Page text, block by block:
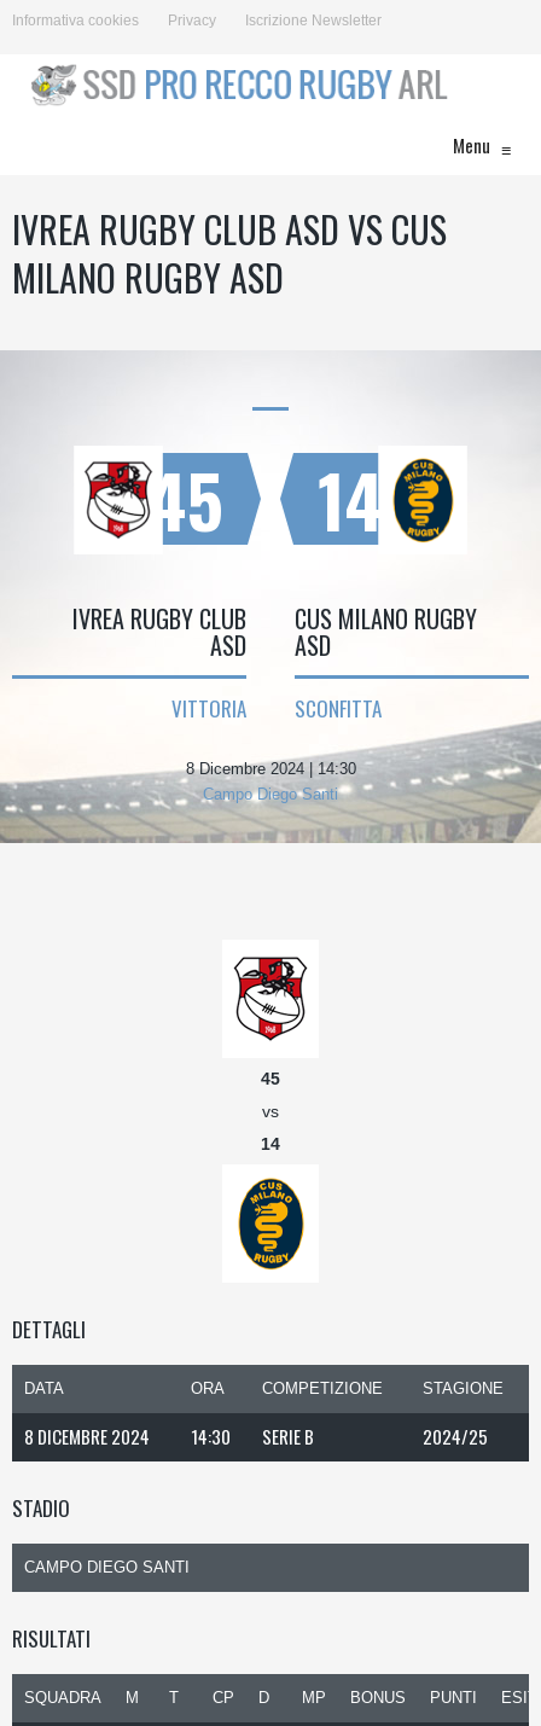
Informativa cookies Privacy Iscrizione Newsletter
Menu ≡
IVREA RUGBY CLUB ASD VS CUS
MILANO RUGBY ASD
45
IVREA RUGBY CLUB
ASD
VITTORIA
14
CUS MILANO RUGBY
ASD
SCONFITTA
8 Dicembre 2024 | 14:30
Campo Diego Santi
45
vs
14
DETTAGLI
DATA ORA COMPETIZIONE STAGIONE
8 DICEMBRE 2024 14:30 SERIE B 2024/25
STADIO
CAMPO DIEGO SANTI
RISULTATI
SQUADRA M T CP D MP BONUS PUNTI